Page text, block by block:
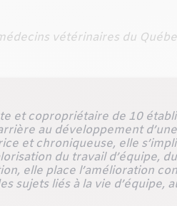
vétérinaires du
et copropriétaire de 10
au développement
et chroniqueuse, elle
du travail d’équipe,
elle place l’amélioration
liés à la vie d’équipe,